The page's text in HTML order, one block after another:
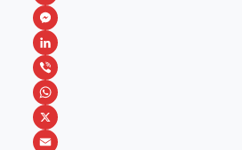
F
a
c
e
b
o
M
e
s
s
e
L
i
n
k
V
i
b
W
h
X